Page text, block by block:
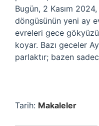
Bugün, 2 Kasım
döngüsünün yeni ay
evreleri gece
koyar. Bazı geceler
parlaktır; bazen
Tarih: Makaleler